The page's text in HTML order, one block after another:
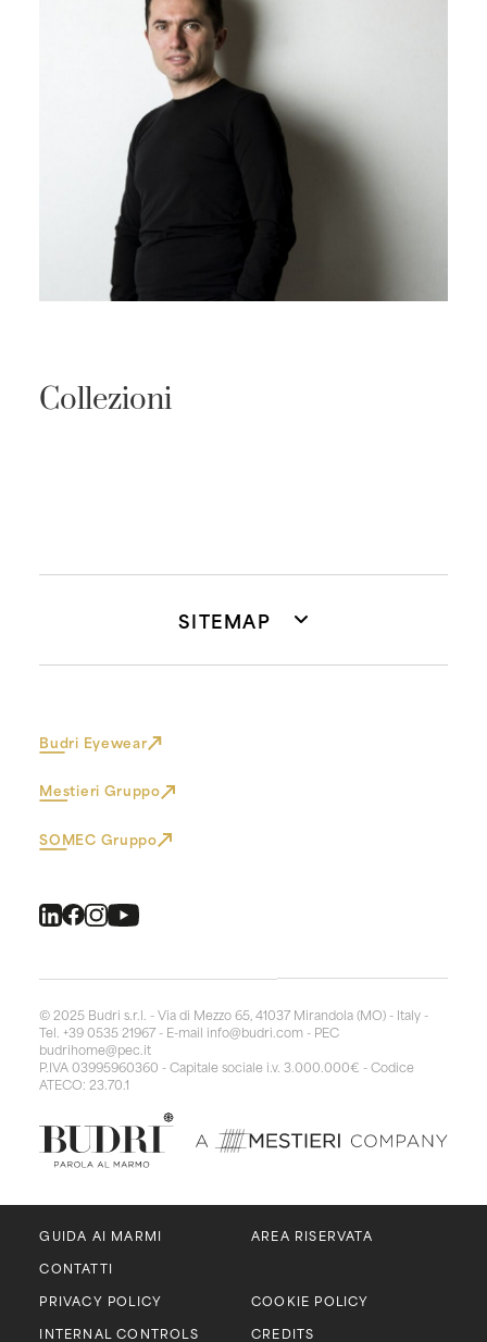
Collezioni
SITEMAP
Budri Eyewear
Mestieri Gruppo
SOMEC Gruppo
© 2025 Budri s.r.l. - Via di Mezzo 65, 41037 Mirandola (MO) - Italy -
Tel. +39 0535 21967 - E-mail info@budri.com - PEC
budrihome@pec.it
P.IVA 03995960360 - Capitale sociale i.v. 3.000.000€ - Codice
ATECO: 23.70.1
GUIDA AI MARMI
AREA RISERVATA
CONTATTI
PRIVACY POLICY
COOKIE POLICY
INTERNAL CONTROLS
CREDITS